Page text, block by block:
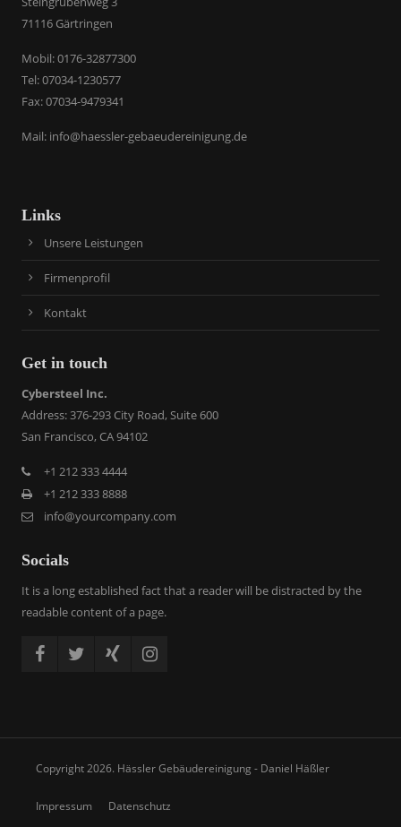
71116 Gärtringen
​Mobil: 0176-32877300
Tel: 07034-1230577
Fax: 07034-9479341
Mail: info@haessler-gebaeudereinigung.de
Links
Unsere Leistungen
Firmenprofil
Kontakt
Get in touch
Cybersteel Inc.
Address: 376-293 City Road, Suite 600
San Francisco, CA 94102
+1 212 333 4444
+1 212 333 8888
info@yourcompany.com
Socials
It is a long established fact that a reader will be distracted by the
readable content of a page.
Copyright 2026. Hässler Gebäudereinigung - Daniel Häßler
Impressum Datenschutz